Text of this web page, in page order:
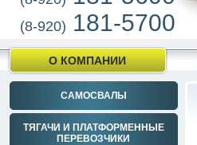
(8-920) 181-5700
О КОМПАНИИ
САМОСВАЛЫ
ТЯГАЧИ И ПЛАТФОРМЕННЫЕ
ПЕРЕВОЗЧИКИ